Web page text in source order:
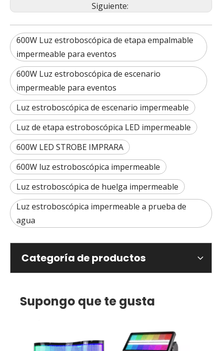
Siguiente:
600W Luz estroboscópica de etapa empalmable
impermeable para eventos
600W Luz estroboscópica de escenario
impermeable para eventos
Luz estroboscópica de escenario impermeable
Luz de etapa estroboscópica LED impermeable
600W LED STROBE IMPRARA
600W luz estroboscópica impermeable
Luz estroboscópica de huelga impermeable
Luz estroboscópica impermeable a prueba de
agua
Categoría de productos
Supongo que te gusta